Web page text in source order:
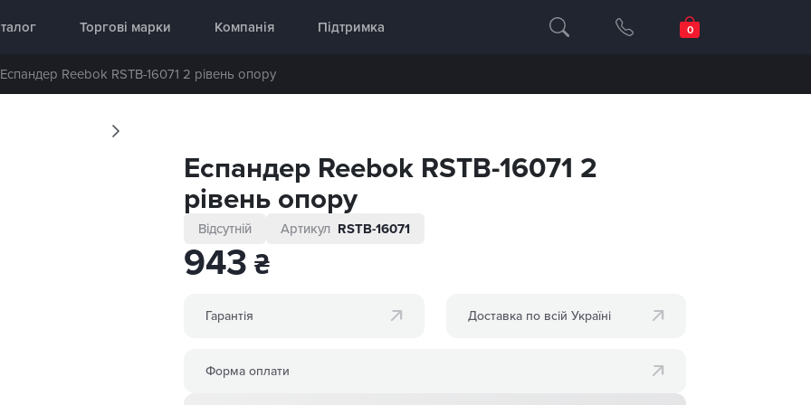
🥇 «InterAtletika»
Торгові марки Компанія Підтримка
Еспандер Reebok RSTB-16071 2 рівень опору
Еспандер Reebok RSTB-16071 2
рівень опору
Відсутній Артикул RSTB-16071
943 ₴
Гарантія Доставка по всій Україні
Форма оплати